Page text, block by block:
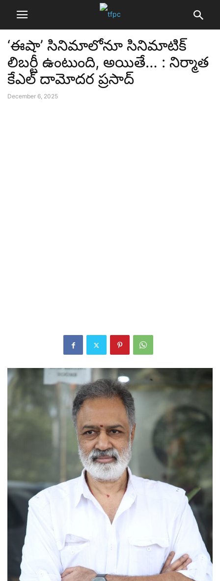
‘ఈషా’ సినిమాలోనూ సినిమాటిక్
లిబర్టీ ఉంటుంది, అయితే… : నిర్మాత
కేఎల్ దామోదర ప్రసాద్
December 6, 2025